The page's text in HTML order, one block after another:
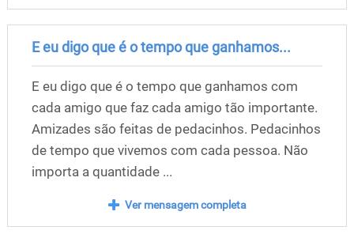
E eu digo que é o tempo que ganhamos...
E eu digo que é o tempo que ganhamos com
cada amigo que faz cada amigo tão importante.
Amizades são feitas de pedacinhos. Pedacinhos
de tempo que vivemos com cada pessoa. Não
importa a quantidade ...
Ver mensagem completa